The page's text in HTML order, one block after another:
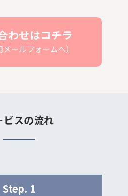
わせはコチラ
メールフォームへ）
ビスの流れ
Step. 1